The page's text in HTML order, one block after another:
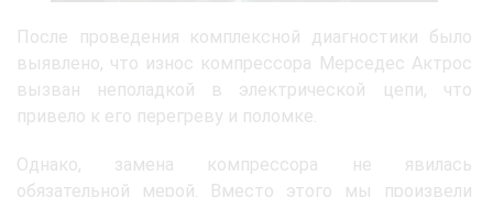
После проведения комплексной диагностики было
выявлено, что износ компрессора Мерседес Актрос
вызван неполадкой в электрической цепи, что
привело к его перегреву и поломке.
Однако, замена компрессора не явилась
обязательной мерой. Вместо этого мы произвели